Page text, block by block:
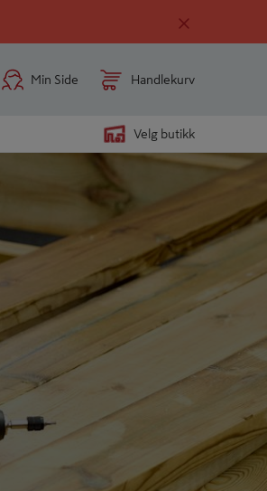
Min Side Handlekurv
Velg butikk